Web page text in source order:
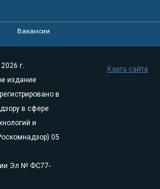
Вакансии
г.
издание
в
в сфере
и
05
Эл № ФС77-
Карта сайта